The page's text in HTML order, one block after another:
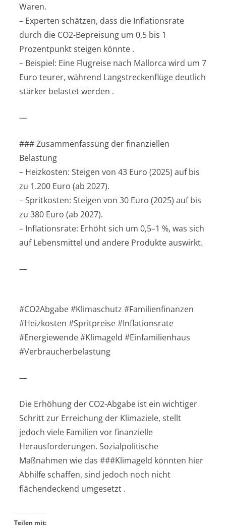
Waren.
– Experten schätzen, dass die Inflationsrate
durch die CO2-Bepreisung um 0,5 bis 1
Prozentpunkt steigen könnte .
– Beispiel: Eine Flugreise nach Mallorca wird um 7
Euro teurer, während Langstreckenflüge deutlich
stärker belastet werden .
—
### Zusammenfassung der finanziellen
Belastung
– Heizkosten: Steigen von 43 Euro (2025) auf bis
zu 1.200 Euro (ab 2027).
– Spritkosten: Steigen von 30 Euro (2025) auf bis
zu 380 Euro (ab 2027).
– Inflationsrate: Erhöht sich um 0,5–1 %, was sich
auf Lebensmittel und andere Produkte auswirkt.
—
#CO2Abgabe #Klimaschutz #Familienfinanzen
#Heizkosten #Spritpreise #Inflationsrate
#Energiewende #Klimageld #Einfamilienhaus
#Verbraucherbelastung
—
Die Erhöhung der CO2-Abgabe ist ein wichtiger
Schritt zur Erreichung der Klimaziele, stellt
jedoch viele Familien vor finanzielle
Herausforderungen. Sozialpolitische
Maßnahmen wie das ###Klimageld könnten hier
Abhilfe schaffen, sind jedoch noch nicht
flächendeckend umgesetzt .
Teilen mit: